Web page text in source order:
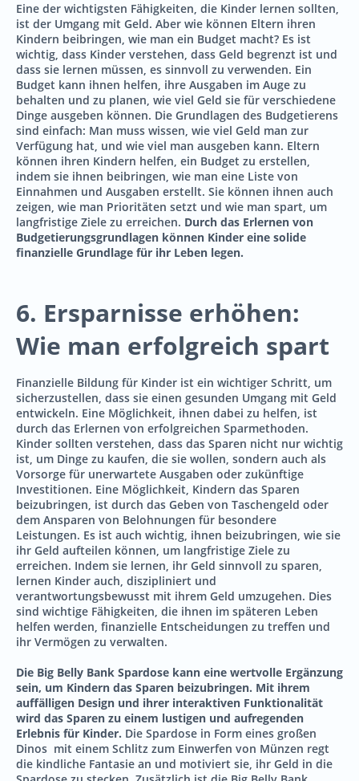
Eine der wichtigsten Fähigkeiten, die Kinder lernen sollten,
ist der Umgang mit Geld. Aber wie können Eltern ihren
Kindern beibringen, wie man ein Budget macht? Es ist
wichtig, dass Kinder verstehen, dass Geld begrenzt ist und
dass sie lernen müssen, es sinnvoll zu verwenden. Ein
Budget kann ihnen helfen, ihre Ausgaben im Auge zu
behalten und zu planen, wie viel Geld sie für verschiedene
Dinge ausgeben können. Die Grundlagen des Budgetierens
sind einfach: Man muss wissen, wie viel Geld man zur
Verfügung hat, und wie viel man ausgeben kann. Eltern
können ihren Kindern helfen, ein Budget zu erstellen,
indem sie ihnen beibringen, wie man eine Liste von
Einnahmen und Ausgaben erstellt. Sie können ihnen auch
zeigen, wie man Prioritäten setzt und wie man spart, um
langfristige Ziele zu erreichen. Durch das Erlernen von
Budgetierungsgrundlagen können Kinder eine solide
finanzielle Grundlage für ihr Leben legen.
6. Ersparnisse erhöhen:
Wie man erfolgreich spart
Finanzielle Bildung für Kinder ist ein wichtiger Schritt, um
sicherzustellen, dass sie einen gesunden Umgang mit Geld
entwickeln. Eine Möglichkeit, ihnen dabei zu helfen, ist
durch das Erlernen von erfolgreichen Sparmethoden.
Kinder sollten verstehen, dass das Sparen nicht nur wichtig
ist, um Dinge zu kaufen, die sie wollen, sondern auch als
Vorsorge für unerwartete Ausgaben oder zukünftige
Investitionen. Eine Möglichkeit, Kindern das Sparen
beizubringen, ist durch das Geben von Taschengeld oder
dem Ansparen von Belohnungen für besondere
Leistungen. Es ist auch wichtig, ihnen beizubringen, wie sie
ihr Geld aufteilen können, um langfristige Ziele zu
erreichen. Indem sie lernen, ihr Geld sinnvoll zu sparen,
lernen Kinder auch, diszipliniert und
verantwortungsbewusst mit ihrem Geld umzugehen. Dies
sind wichtige Fähigkeiten, die ihnen im späteren Leben
helfen werden, finanzielle Entscheidungen zu treffen und
ihr Vermögen zu verwalten.
Die Big Belly Bank Spardose kann eine wertvolle Ergänzung
sein, um Kindern das Sparen beizubringen. Mit ihrem
auffälligen Design und ihrer interaktiven Funktionalität
wird das Sparen zu einem lustigen und aufregenden
Erlebnis für Kinder. Die Spardose in Form eines großen
Dinos mit einem Schlitz zum Einwerfen von Münzen regt
die kindliche Fantasie an und motiviert sie, ihr Geld in die